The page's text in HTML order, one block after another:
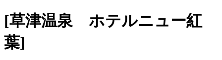
[草津温泉 ホテルニュー紅
葉]